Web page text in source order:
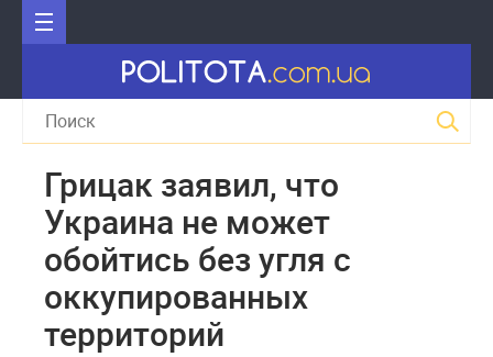
Грицак заявил, что
Украина не может
обойтись без угля с
оккупированных
территорий